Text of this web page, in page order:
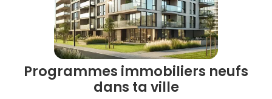
Ce configurateur, actuellement disponible sur
certains programmes, sera progressivement
étendu à l’ensemble de nos offres.
Programmes immobiliers neufs
dans ta ville